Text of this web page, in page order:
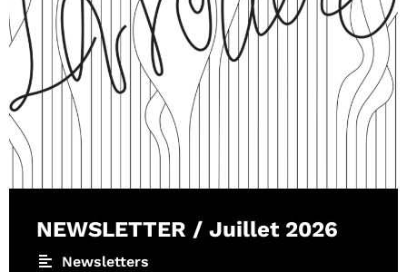
NEWSLETTER / Juillet 2026
Newsletters